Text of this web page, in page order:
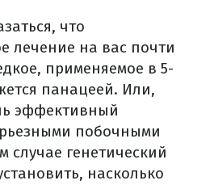
что
лечение на вас почти
применяемое в 5-
панацеей. Или,
эффективный
побочными
случае генетический
насколько